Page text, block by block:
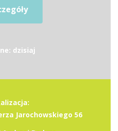
dzisiaj
Jarochowskiego 56